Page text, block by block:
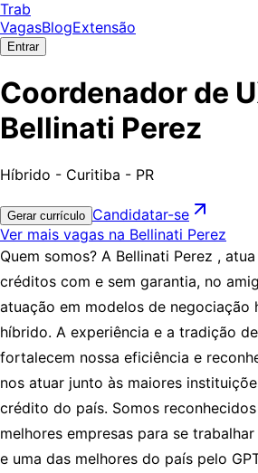
Trab
VagasBlogExtensão
Entrar
Coordenador de
Bellinati Perez
Híbrido - Curitiba - PR
Gerar currículo Candidatar-se
Ver mais vagas na Bellinati Perez
Quem somos? A Bellinati Perez ,
créditos com e sem garantia, no
atuação em modelos de negociação
híbrido. A experiência e a tradição
fortalecem nossa eficiência e
nos atuar junto às maiores
crédito do país. Somos
melhores empresas para se
e uma das melhores do país pelo